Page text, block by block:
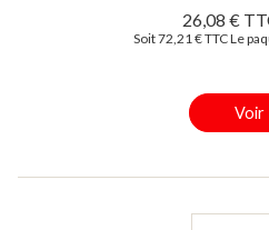
26,08 €
Soit 72,21 € TTC Le
Voir